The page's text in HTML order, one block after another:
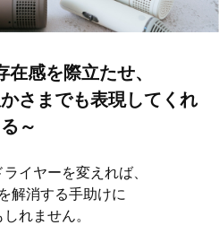
在感を際立たせ、
さまでも表現してくれ
る～
イヤーを変えれば、
解消する手助けに
れません。